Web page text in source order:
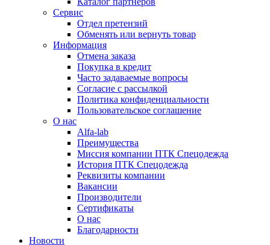
Сервис
Отдел претензий
Обменять или вернуть товар
Информация
Отмена заказа
Покупка в кредит
Часто задаваемые вопросы
Согласие с рассылкой
Политика конфиденциальности
Пользовательское соглашение
О нас
Alfa-lab
Преимущества
Миссия компании ПТК Спецодежда
История ПТК Спецодежда
Реквизиты компании
Вакансии
Производители
Сертификаты
О нас
Благодарности
Новости